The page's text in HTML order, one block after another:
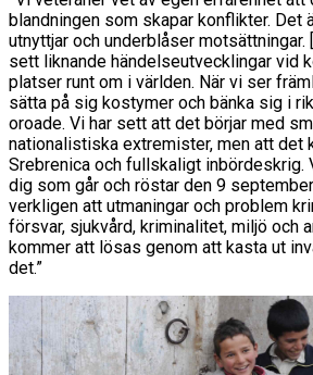
blandningen som skapar konflikter. Det
utnyttjar och underblåser motsättningar.
sett liknande händelseutvecklingar vid
platser runt om i världen. När vi ser
sätta på sig kostymer och bänka sig i
oroade. Vi har sett att det börjar med
nationalistiska extremister, men att det
Srebrenica och fullskaligt inbördeskrig.
dig som går och röstar den 9
verkligen att utmaningar och problem
försvar, sjukvård, kriminalitet, miljö och
kommer att lösas genom att kasta ut
det.”